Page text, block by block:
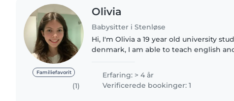
Familiefavorit
(1)
Olivia
Babysitter i Stenløse
Hi, I'm Olivia a 19 year old university
denmark, I am able to teach english
a 5 year old..
Erfaring: > 4 år
Verificerede bookinger: 1